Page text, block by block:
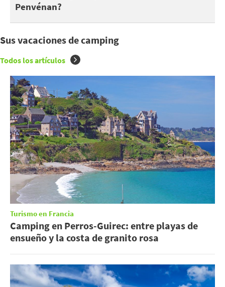
Penvénan?
Sus vacaciones de camping
Todos los artículos
Turismo en Francia
Camping en Perros-Guirec: entre playas de
ensueño y la costa de granito rosa